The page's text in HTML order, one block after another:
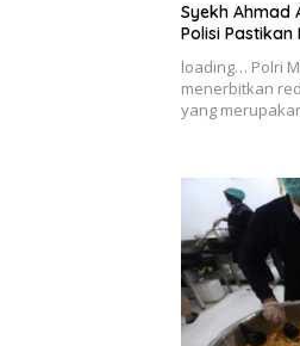
Syekh Ahmad
Polisi Pastikan
loading… Polri
menerbitkan
yang